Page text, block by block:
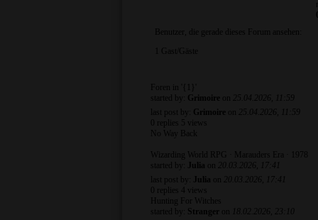
Benutzer, die gerade dieses Forum ansehen:
1 Gast/Gäste
Foren in '{1}'
started by: Grimoire on
25.04.2026, 11:59
last post by: Grimoire on
25.04.2026, 11:59
replies 5 views
No Way Back
Wizarding World RPG · Marauders Era · 1978
started by:
Julia on
20.03.2026, 17:41
last post by:
Julia on
20.03.2026, 17:41
replies
4 views
Hunting For Witches
started by: Stranger on
18.02.2026, 23:10